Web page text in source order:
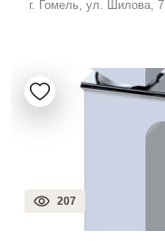
г. Гомель, ул. Шилова, 7
207